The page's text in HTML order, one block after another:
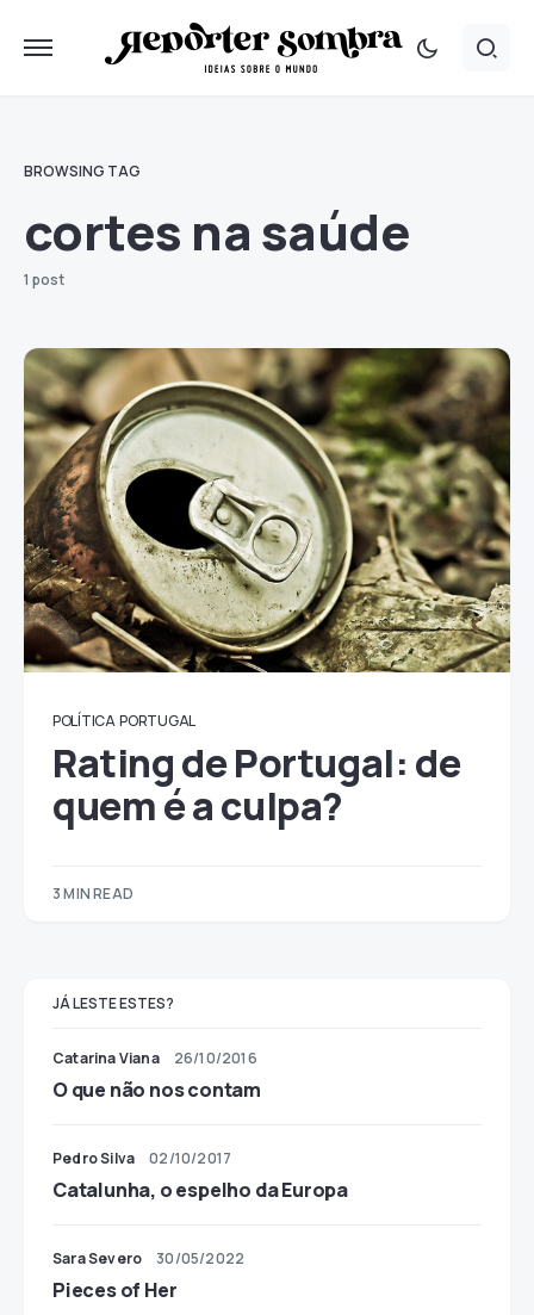
BROWSING TAG
cortes na saúde
1 post
POLÍTICA PORTUGAL
Rating de Portugal: de
quem é a culpa?
3 MIN READ
JÁ LESTE ESTES?
Catarina Viana 26/10/2016
O que não nos contam
Pedro Silva 02/10/2017
Catalunha, o espelho da Europa
Sara Severo 30/05/2022
Pieces of Her